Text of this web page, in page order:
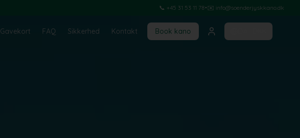
📞 +45 31 53 11 78•✉️ info@soenderjyskkano.dk
Gavekort FAQ Sikkerhed Kontakt Book kano